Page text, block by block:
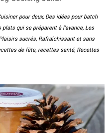
pour deux, Des idées pour batch
plats qui se préparent à l'avance, Les
sucrés, Rafraîchissant et sans
de fête, recettes santé, Recettes